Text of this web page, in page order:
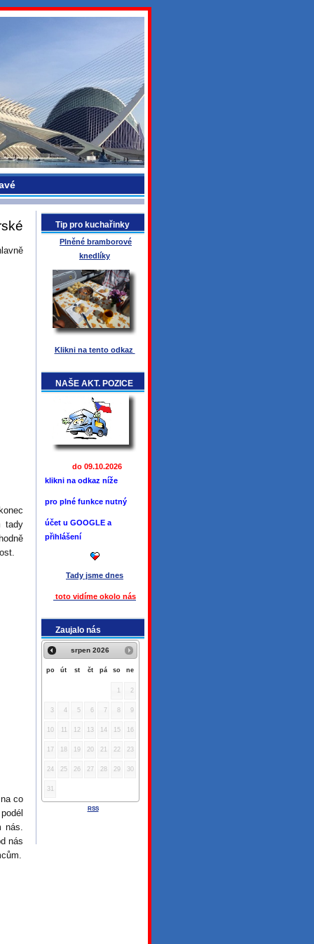
Tip pro kuchařinky
Plněné bramborové
knedlíky
Klikni na tento odkaz
NAŠE AKT. POZICE
do 09.10.2026
klikni na odkaz níže
pro plné funkce nutný
účet u GOOGLE a
přihlášení
Tady jsme dnes
toto vidíme okolo nás
Zaujalo nás
srpen 2026
po út st čt pá so ne
1 2
3 4 5 6 7 8 9
10 11 12 13 14 15 16
17 18 19 20 21 22 23
24 25 26 27 28 29 30
31
RSS
tady
co
nás